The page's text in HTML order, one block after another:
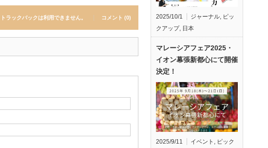
トラックバックは利用できません。 コメント (0) 2025/10/1 ジャーナル, ピッ
クアップ, 日本
マレーシアフェア2025・
イオン幕張新都心にて開催
決定！
2025/9/11 イベント , ピック